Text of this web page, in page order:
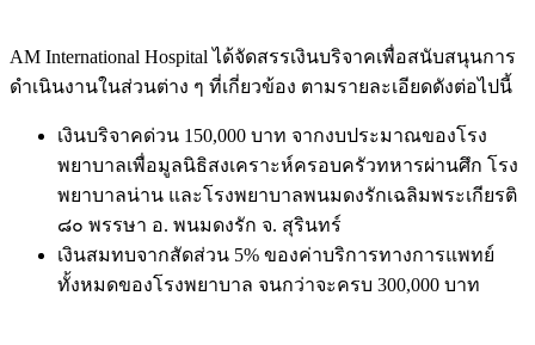
AM International Hospital ได้จัดสรรเงินบริจาคเพื่อสนับสนุนการ
ดำเนินงานในส่วนต่าง ๆ ที่เกี่ยวข้อง ตามรายละเอียดดังต่อไปนี้
เงินบริจาคด่วน 150,000 บาท จากงบประมาณของโรง
พยาบาลเพื่อมูลนิธิสงเคราะห์ครอบครัวทหารผ่านศึก โรง
พยาบาลน่าน และโรงพยาบาลพนมดงรักเฉลิมพระเกียรติ
๘๐ พรรษา อ. พนมดงรัก จ. สุรินทร์
เงินสมทบจากสัดส่วน 5% ของค่าบริการทางการแพทย์
ทั้งหมดของโรงพยาบาล จนกว่าจะครบ 300,000 บาท